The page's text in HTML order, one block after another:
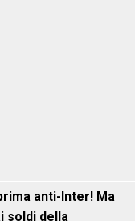
anti-Inter! Ma
soldi della